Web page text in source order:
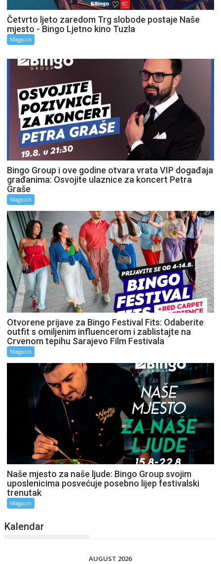
Četvrto ljeto zaredom Trg slobode postaje Naše
mjesto - Bingo Ljetno kino Tuzla
Magazin
Bingo Group i ove godine otvara vrata VIP događaja
građanima: Osvojite ulaznice za koncert Petra
Graše
Magazin
Otvorene prijave za Bingo Festival Fits: Odaberite
outfit s omiljenim influencerom i zablistajte na
Crvenom tepihu Sarajevo Film Festivala
Magazin
Naše mjesto za naše ljude: Bingo Group svojim
uposlenicima posvećuje posebno lijep festivalski
trenutak
Magazin
Kalendar
AUGUST 2026